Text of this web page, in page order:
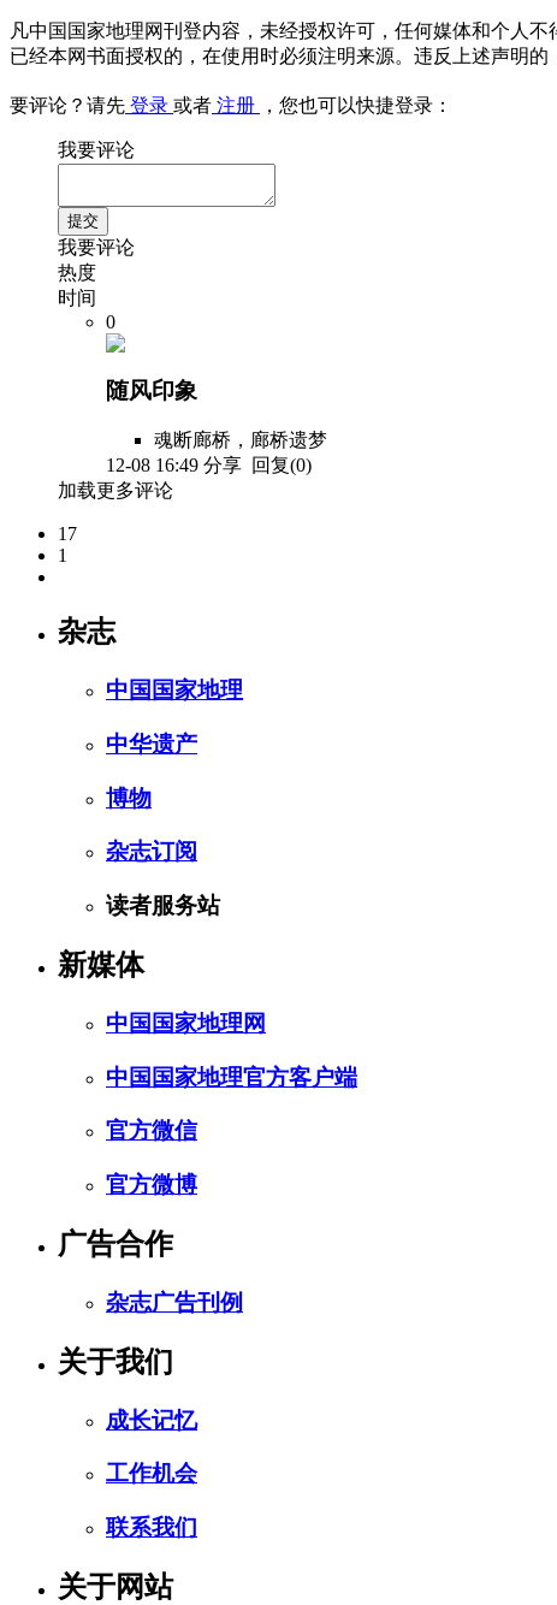
凡中国国家地理网刊登内容，未经授权许可，任何媒体和个人不
已经本网书面授权的，在使用时必须注明来源。违反上述声明的
要评论？请先 登录 或者 注册 ，您也可以快捷登录：
我要评论
我要评论
热度
时间
0
随风印象
魂断廊桥，廊桥遗梦
12-08 16:49 分享 回复(0)
加载更多评论
17
1
杂志
中国国家地理
中华遗产
博物
杂志订阅
读者服务站
新媒体
中国国家地理网
中国国家地理官方客户端
官方微信
官方微博
广告合作
杂志广告刊例
关于我们
成长记忆
工作机会
联系我们
关于网站